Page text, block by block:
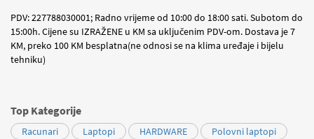
PDV: 227788030001; Radno vrijeme od 10:00 do 18:00 sati. Subotom do
15:00h. Cijene su IZRAŽENE u KM sa uključenim PDV-om. Dostava je 7
KM, preko 100 KM besplatna(ne odnosi se na klima uređaje i bijelu
tehniku)
Top Kategorije
Racunari Laptopi HARDWARE
Polovni laptopi